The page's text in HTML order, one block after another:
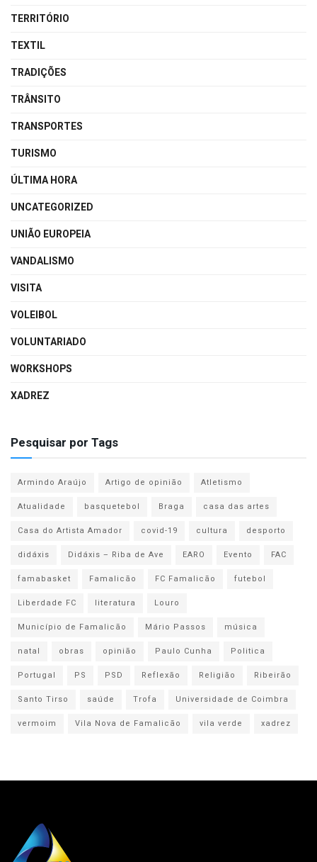
TERRITÓRIO
TEXTIL
TRADIÇÕES
TRÂNSITO
TRANSPORTES
TURISMO
ÚLTIMA HORA
UNCATEGORIZED
UNIÃO EUROPEIA
VANDALISMO
VISITA
VOLEIBOL
VOLUNTARIADO
WORKSHOPS
XADREZ
Pesquisar por Tags
Armindo Araújo Artigo de opinião
Atletismo
Atualidade
basquetebol Braga
casa das artes
Casa do Artista Amador
covid-19 cultura
desporto
didáxis
Didáxis – Riba de Ave EARO Evento
FAC
famabasket
Famalicão FC Famalicão
futebol
Liberdade FC
literatura
Louro
Município de Famalicão
Mário Passos
música
natal
obras opinião Paulo Cunha
Politica
Portugal
PS PSD Reflexão Religião
Ribeirão
Santo Tirso
saúde Trofa
Universidade de Coimbra
vermoim
Vila Nova de Famalicão vila verde xadrez